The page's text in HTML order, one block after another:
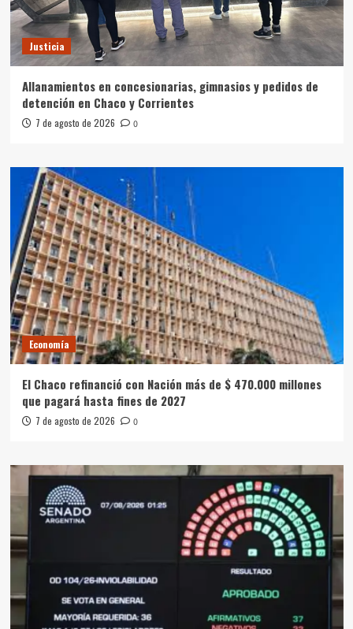
Justicia
Allanamientos en concesionarias, gimnasios y pedidos de
detención en Chaco y Corrientes
7 de agosto de 2026 0
Economía
El Chaco refinanció con Nación más de $ 470.000 millones
que pagará hasta fines de 2027
7 de agosto de 2026 0